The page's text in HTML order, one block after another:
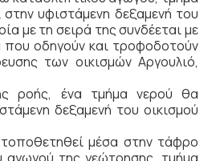
υφιστάμενη δεξαμενή του
με τη σειρά της συνδέεται με
που οδηγούν και τροφοδοτούν
των οικισμών Αργουλιό,
ροής, ένα τμήμα νερού θα
δεξαμενή του οικισμού
μέσα στην τάφρο